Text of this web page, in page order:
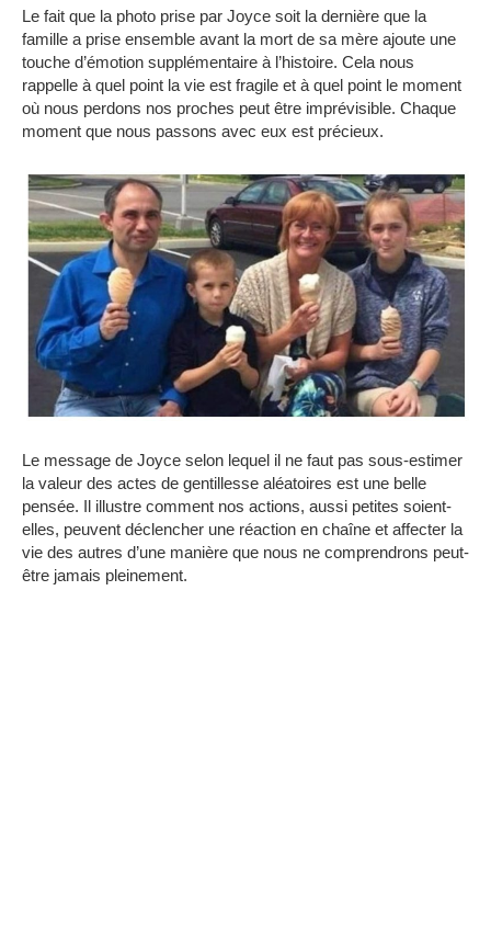
Le fait que la photo prise par Joyce soit la dernière que la
famille a prise ensemble avant la mort de sa mère ajoute une
touche d’émotion supplémentaire à l’histoire. Cela nous
rappelle à quel point la vie est fragile et à quel point le moment
où nous perdons nos proches peut être imprévisible. Chaque
moment que nous passons avec eux est précieux.
Le message de Joyce selon lequel il ne faut pas sous-estimer
la valeur des actes de gentillesse aléatoires est une belle
pensée. Il illustre comment nos actions, aussi petites soient-
elles, peuvent déclencher une réaction en chaîne et affecter la
vie des autres d’une manière que nous ne comprendrons peut-
être jamais pleinement.